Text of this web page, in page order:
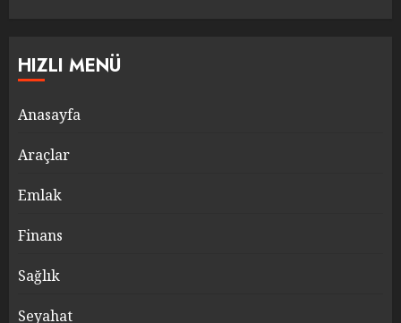
HIZLI MENÜ
Anasayfa
Araçlar
Emlak
Finans
Sağlık
Seyahat